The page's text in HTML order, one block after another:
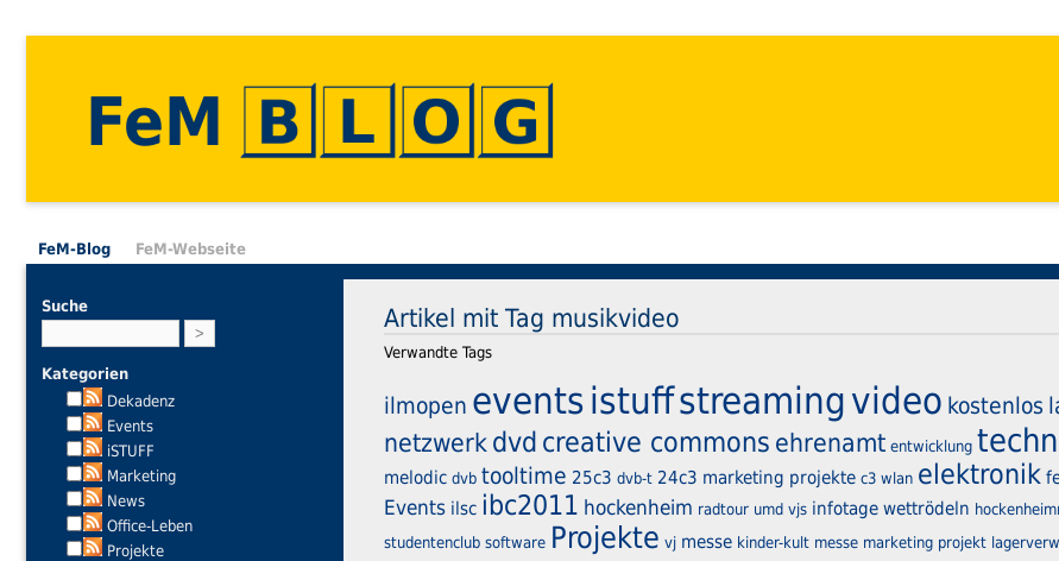
FeM
FeM-Blog FeM-Webseite
Suche
Kategorien
Dekadenz
Events
iSTUFF
Marketing
News
Office-Leben
Projekte
Artikel mit Tag musikvideo
Verwandte Tags
ilmopen eventsistuffstreamingvideo kostenlos
netzwerk dvd creative commons ehrenamt entwicklung
melodic dvb tooltime 25c3 dvb-t 24c3 marketing projekte c3 wlan elektronik
Events ilsc ibc2011 hockenheim radtour umd vjs infotage wettrödeln
studentenclub software Projekte vj messe kinder-kult messe marketing projekt